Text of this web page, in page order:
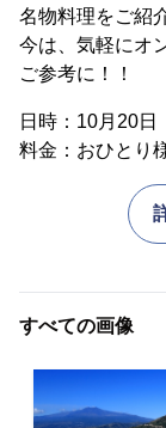
名物料理をご紹
今は、気軽にオ
ご参考に！！
日時：10月20日
料金：おひとり
すべての画像